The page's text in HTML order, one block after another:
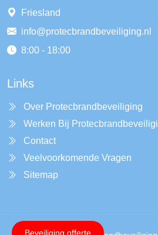
Friesland
info@protecbrandbeveiliging.nl
8:00 - 18:00
Links
Over Protecbrandbeveiliging
Werken Bij
Contact
Veelvoorkomende Vragen
Sitemap
Beveiliging offerte